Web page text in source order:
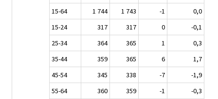
15-64
1 744 1 743 -1
0,0
15-24
317 317 0
-0,1
25-34
364 365 1
0,3
35-44
359 365 6
1,7
45-54
345 338 -7
-1,9
55-64
360 359 -1
-0,3